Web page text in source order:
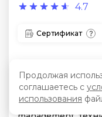
4.7
Сертификат
Формат:
Особенности:
Продолжая
соглашаетесь с
использования